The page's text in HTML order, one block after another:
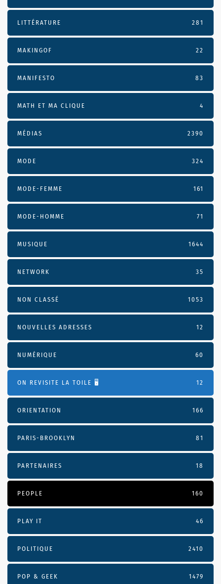
LITTÉRATURE 281
MAKINGOF 22
MANIFESTO 83
MATH ET MA CLIQUE 4
MÉDIAS 2390
MODE 324
MODE-FEMME 161
MODE-HOMME 71
MUSIQUE 1644
NETWORK 35
NON CLASSÉ 1053
NOUVELLES ADRESSES 12
NUMÉRIQUE 60
ON REVISITE LA TOILE 🖥️ 12
ORIENTATION 166
PARIS-BROOKLYN 81
PARTENAIRES 18
PEOPLE 160
PLAY IT 46
POLITIQUE 2410
POP & GEEK 1479